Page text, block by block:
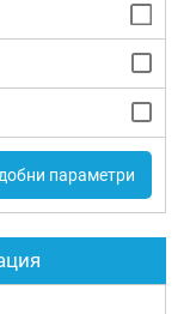
параметри